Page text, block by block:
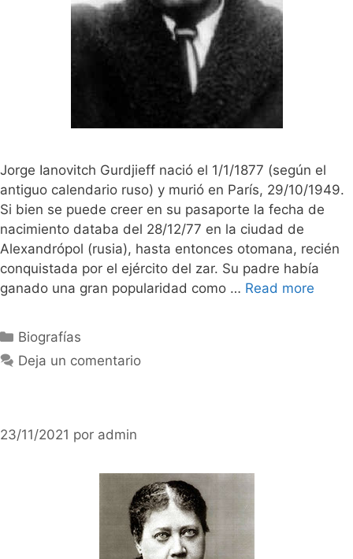
Jorge Ianovitch Gurdjieff nació el 1/1/1877 (según el
antiguo calendario ruso) y murió en París, 29/10/1949.
Si bien se puede creer en su pasaporte la fecha de
nacimiento databa del 28/12/77 en la ciudad de
Alexandrópol (rusia), hasta entonces otomana, recién
conquistada por el ejército del zar. Su padre había
ganado una gran popularidad como … Read more
Categorías
Biografías
Deja un comentario
23/11/2021 por admin